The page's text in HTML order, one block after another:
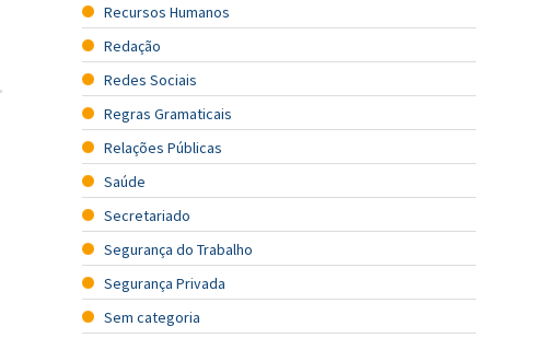
Recursos Humanos
Redação
Redes Sociais
Regras Gramaticais
Relações Públicas
Saúde
Secretariado
Segurança do Trabalho
Segurança Privada
Sem categoria